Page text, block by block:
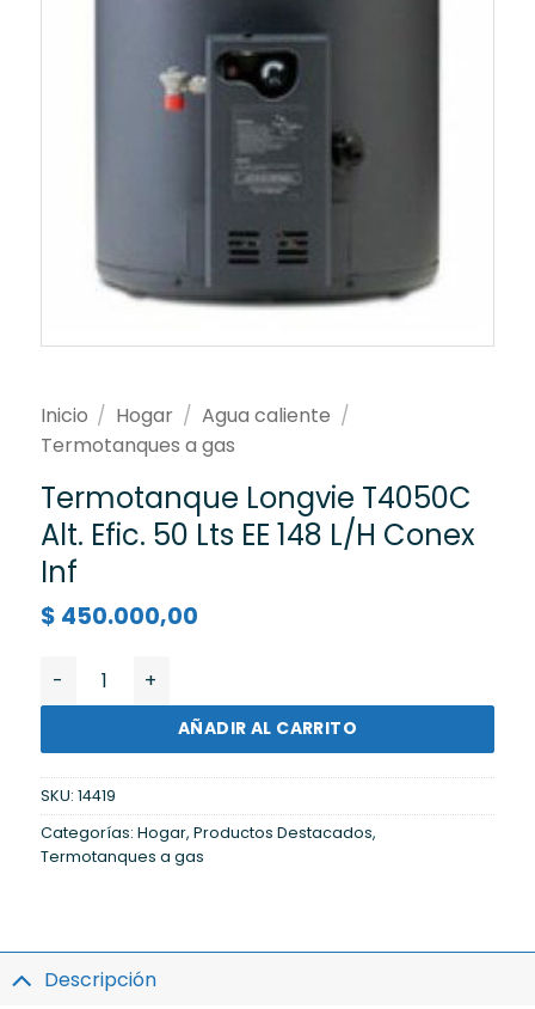
Inicio / Hogar / Agua caliente /
Termotanques a gas
Termotanque Longvie T4050C
Alt. Efic. 50 Lts EE 148 L/H Conex
Inf
$ 450.000,00
Termotanque Longvie T4050C Alt. Efic. 50 Lts EE 148
AÑADIR AL CARRITO
SKU: 14419
Categorías: Hogar, Productos Destacados,
Termotanques a gas
Descripción